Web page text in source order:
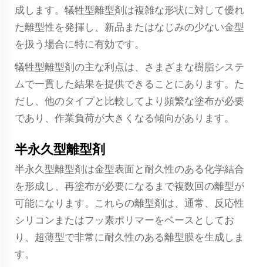
成します。犠牲型離型剤は複雑な形状に対して優れ
た離型性を発揮し、新品またはなじみの少ない金型
を扱う場合に特に有効です。
犠牲型離型剤の主な利点は、さまざまな樹脂システ
ムで一貫した結果を提供できることにあります。た
だし、他のタイプと比較してより頻繁な塗布が必要
であり、作業負荷が大きくなる傾向があります。
半永久型離型剤
半永久型離型剤は金型表面と耐久性のある化学結合
を形成し、再塗布が必要になるまで複数回の離型が
可能になります。これらの離型剤は、通常、反応性
シリコンまたはフッ素ポリマーをベースとしてお
り、超薄型で非常に耐久性のある離型膜を生成しま
す。